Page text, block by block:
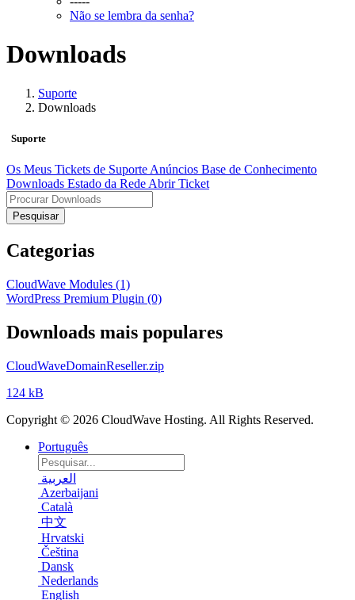
Não se lembra da senha?
Downloads
Suporte
Downloads
Suporte
Os Meus Tickets de Suporte Anúncios Base de Conhecimento
Downloads Estado da Rede Abrir Ticket
Pesquisar
Categorias
CloudWave Modules (1)
WordPress Premium Plugin (0)
Downloads mais populares
CloudWaveDomainReseller.zip
124 kB
Copyright © 2026 CloudWave Hosting. All Rights Reserved.
Português
العربية
Azerbaijani
Català
中文
Hrvatski
Čeština
Dansk
Nederlands
English